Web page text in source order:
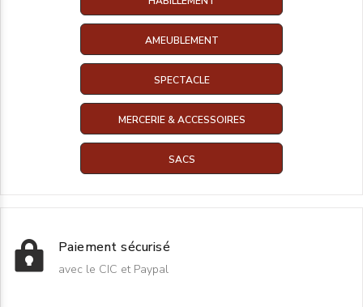
AMEUBLEMENT
SPECTACLE
MERCERIE & ACCESSOIRES
SACS
Paiement sécurisé
avec le CIC et Paypal